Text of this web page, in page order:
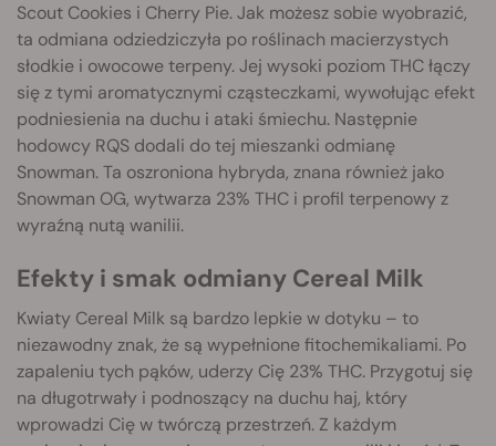
Scout Cookies i Cherry Pie. Jak możesz sobie wyobrazić,
ta odmiana odziedziczyła po roślinach macierzystych
słodkie i owocowe terpeny. Jej wysoki poziom THC łączy
się z tymi aromatycznymi cząsteczkami, wywołując efekt
podniesienia na duchu i ataki śmiechu. Następnie
hodowcy RQS dodali do tej mieszanki odmianę
Snowman. Ta oszroniona hybryda, znana również jako
Snowman OG, wytwarza 23% THC i profil terpenowy z
wyraźną nutą wanilii.
Efekty i smak odmiany Cereal Milk
Kwiaty Cereal Milk są bardzo lepkie w dotyku – to
niezawodny znak, że są wypełnione fitochemikaliami. Po
zapaleniu tych pąków, uderzy Cię 23% THC. Przygotuj się
na długotrwały i podnoszący na duchu haj, który
wprowadzi Cię w twórczą przestrzeń. Z każdym